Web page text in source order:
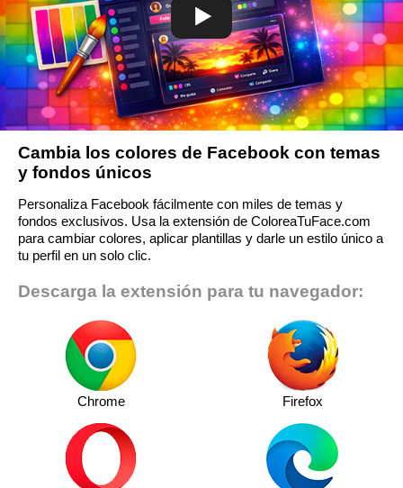
Cambia los colores de Facebook con temas
y fondos únicos
Personaliza Facebook fácilmente con miles de temas y
fondos exclusivos. Usa la extensión de ColoreaTuFace.com
para cambiar colores, aplicar plantillas y darle un estilo único a
tu perfil en un solo clic.
Descarga la extensión para tu navegador:
Chrome Firefox